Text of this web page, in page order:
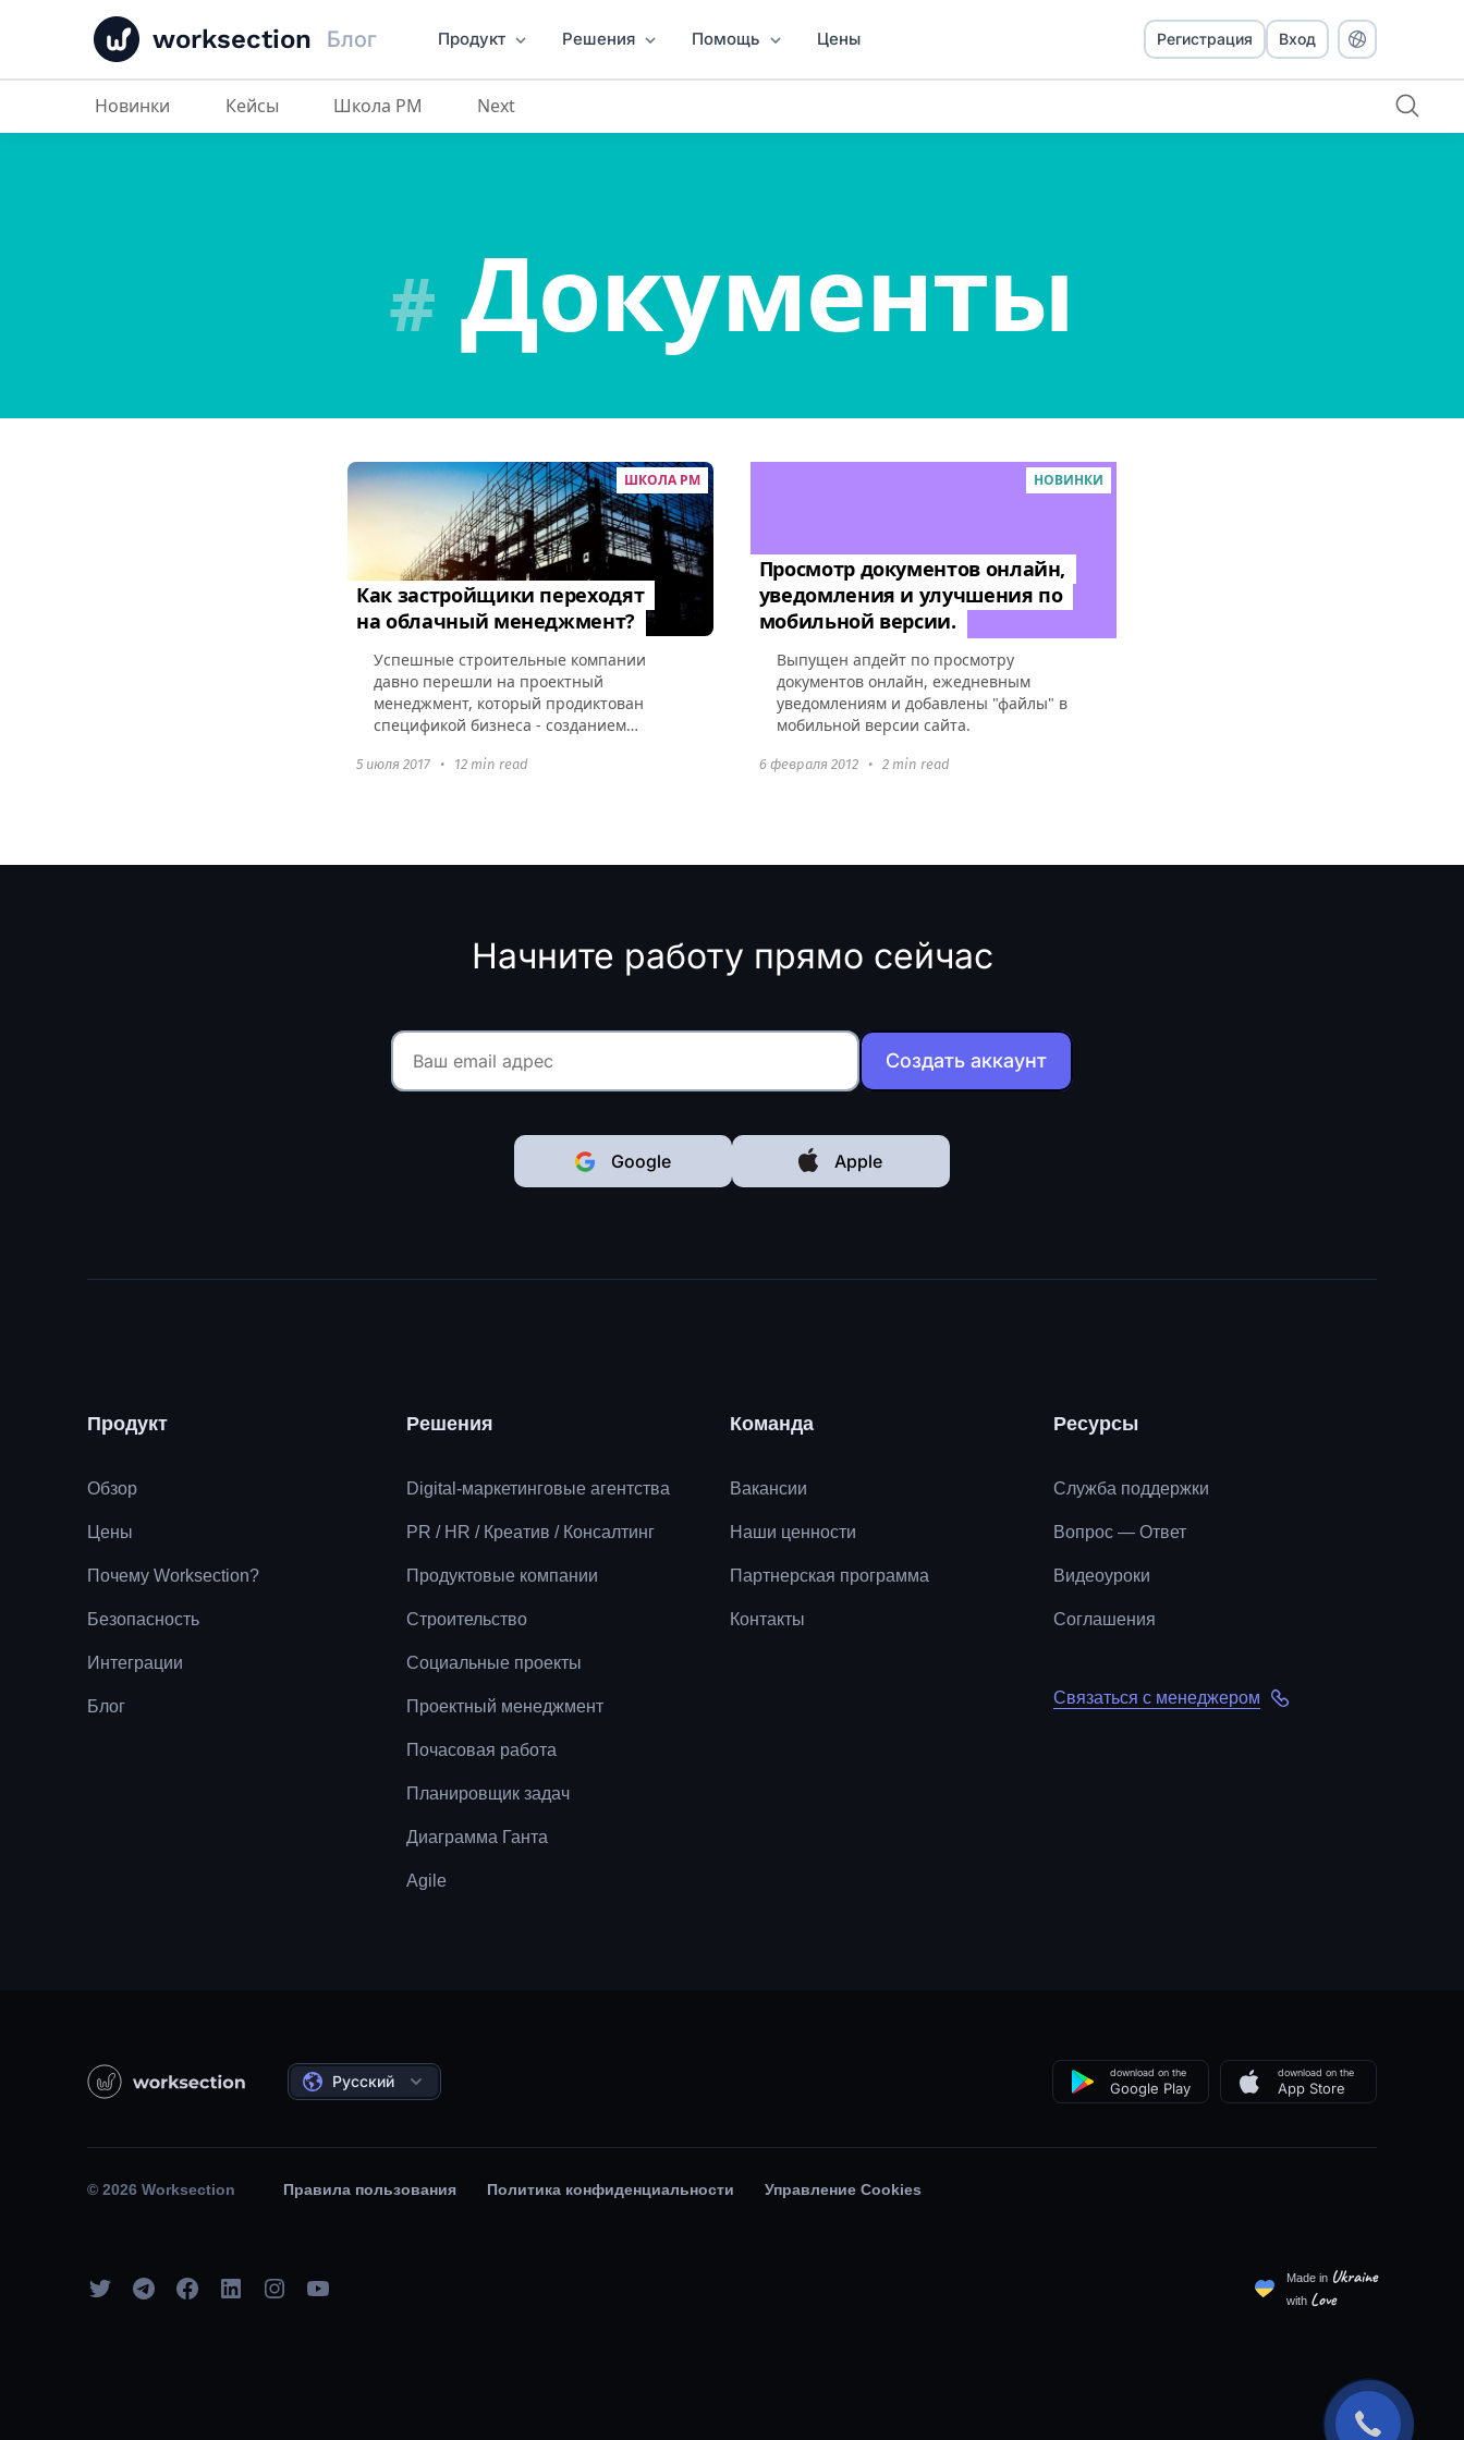
worksection Блог Продукт Решения Помощь Цены Регистрация Вход
Новинки Кейсы Школа PM Next
# Документы
ШКОЛА PM
Как застройщики переходят
на облачный менеджмент?
Успешные строительные компании
давно перешли на проектный
менеджмент, который продиктован
спецификой бизнеса - созданием
недвижимости отдельной проектной
5 июля 2017 • 12 min read
НОВИНКИ
Просмотр документов онлайн,
уведомления и улучшения по
мобильной версии.
Выпущен апдейт по просмотру
документов онлайн, ежедневным
уведомлениям и добавлены "файлы" в
мобильной версии сайта.
6 февраля 2012 • 2 min read
Начните работу прямо сейчас
Создать аккаунт
Google Apple
Продукт
Обзор
Цены
Почему Worksection?
Безопасность
Интеграции
Блог
Решения
Digital-маркетинговые агентства
PR / HR / Креатив / Консалтинг
Продуктовые компании
Строительство
Социальные проекты
Проектный менеджмент
Почасовая работа
Планировщик задач
Диаграмма Ганта
Agile
Команда
Вакансии
Наши ценности
Партнерская программа
Контакты
Ресурсы
Служба поддержки
Вопрос — Ответ
Видеоуроки
Соглашения
Связаться с менеджером
Русский download on the
Google Play
download on the
App Store
© 2026 Worksection Правила пользования Политика конфиденциальности Управление Cookies
Made in Ukraine
with Love